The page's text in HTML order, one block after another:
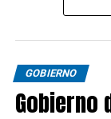
GOBIERNO
Gobierno